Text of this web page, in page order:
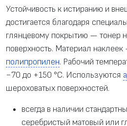
Устойчивость к истиранию и
достигается благодаря
глянцевому покрытию — тонер
поверхность. Материал
полипропилен. Рабочий
−70 до +150 °C. Используются
шероховатых поверхностей.
всегда в наличии
серебристый матовый или